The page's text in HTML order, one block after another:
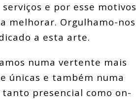
e por esse motivos
melhorar. Orgulhamo-nos
a esta arte.
numa vertente mais
únicas e também numa
presencial como on-